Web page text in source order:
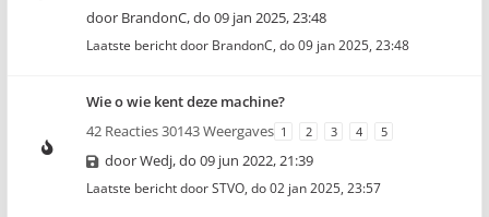
door BrandonC,do 09 jan 2025, 23:48
Laatste bericht door BrandonC, do 09 jan 2025, 23:48
Wie o wie kent deze machine?
42 Reacties 30143 Weergaves 1 2 3 4 5
doorWedj,do 09 jun 2022, 21:39
Laatste bericht doorSTVO, do 02 jan 2025, 23:57